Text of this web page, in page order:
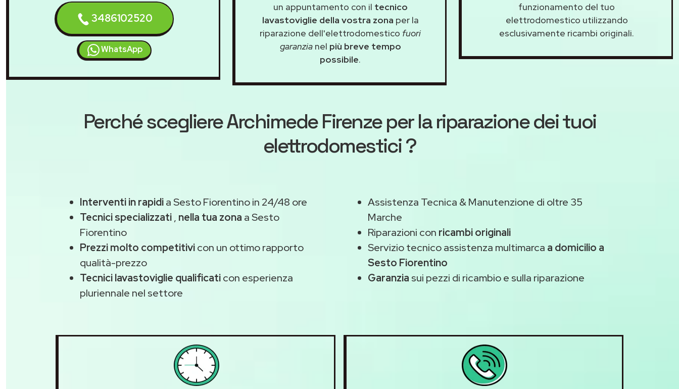
3486102520
WhatsApp
un appuntamento con il tecnico
lavastoviglie della vostra zona per la
riparazione dell'elettrodomestico fuori
garanzianel più breve tempo
possibile.
funzionamento del tuo
elettrodomestico utilizzando
esclusivamente ricambi originali.
Perché scegliereArchimede Firenzeper la riparazione dei tuoi
elettrodomestici ?
Interventi in rapidia Sesto Fiorentino in 24/48 ore
Tecnici specializzati, nella tua zona a Sesto
Fiorentino
Prezzi molto competitivicon un ottimo rapporto
qualità-prezzo
Tecnici lavastoviglie qualificaticon esperienza
pluriennale nel settore
Assistenza Tecnica & Manutenzione di oltre 35
Marche
Riparazioni con ricambi originali
Servizio tecnico assistenza multimarca a domicilio a
Sesto Fiorentino
Garanzia sui pezzi di ricambio e sulla riparazione